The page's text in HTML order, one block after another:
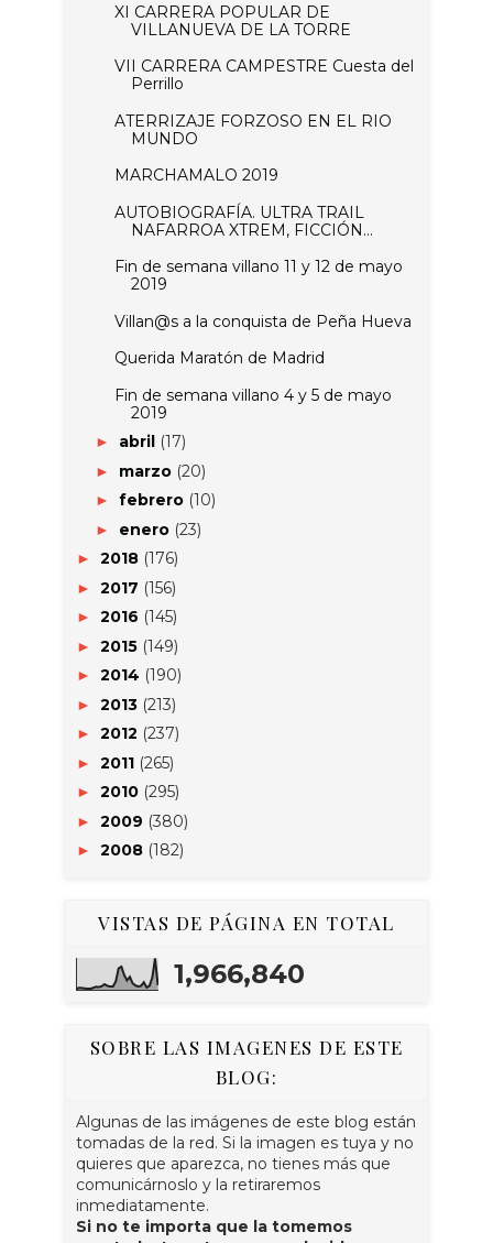
XI CARRERA POPULAR DE
VILLANUEVA DE LA TORRE
VII CARRERA CAMPESTRE Cuesta del
Perrillo
ATERRIZAJE FORZOSO EN EL RIO
MUNDO
MARCHAMALO 2019
AUTOBIOGRAFÍA. ULTRA TRAIL
NAFARROA XTREM, FICCIÓN...
Fin de semana villano 11 y 12 de mayo
2019
Villan@s a la conquista de Peña Hueva
Querida Maratón de Madrid
Fin de semana villano 4 y 5 de mayo
2019
► abril (17)
► marzo (20)
► febrero (10)
► enero (23)
► 2018 (176)
► 2017 (156)
► 2016 (145)
► 2015 (149)
► 2014 (190)
► 2013 (213)
► 2012 (237)
► 2011 (265)
► 2010 (295)
► 2009 (380)
► 2008 (182)
VISTAS DE PÁGINA EN TOTAL
1,966,840
SOBRE LAS IMAGENES DE ESTE
BLOG:
Algunas de las imágenes de este blog están
tomadas de la red. Si la imagen es tuya y no
quieres que aparezca, no tienes más que
comunicárnoslo y la retiraremos
inmediatamente.
Si no te importa que la tomemos